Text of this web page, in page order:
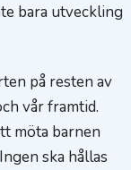
bara utveckling
på resten av
vår framtid.
möta barnen
ska hållas